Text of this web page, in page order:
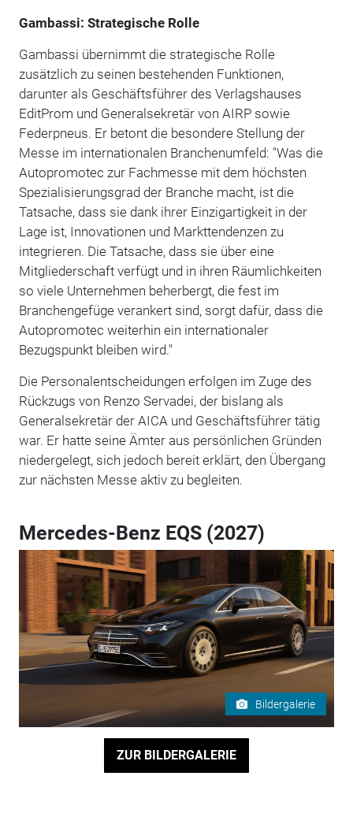
Gambassi: Strategische Rolle
Gambassi übernimmt die strategische Rolle
zusätzlich zu seinen bestehenden Funktionen,
darunter als Geschäftsführer des Verlagshauses
EditProm und Generalsekretär von AIRP sowie
Federpneus. Er betont die besondere Stellung der
Messe im internationalen Branchenumfeld: "Was die
Autopromotec zur Fachmesse mit dem höchsten
Spezialisierungsgrad der Branche macht, ist die
Tatsache, dass sie dank ihrer Einzigartigkeit in der
Lage ist, Innovationen und Markttendenzen zu
integrieren. Die Tatsache, dass sie über eine
Mitgliederschaft verfügt und in ihren Räumlichkeiten
so viele Unternehmen beherbergt, die fest im
Branchengefüge verankert sind, sorgt dafür, dass die
Autopromotec weiterhin ein internationaler
Bezugspunkt bleiben wird."
Die Personalentscheidungen erfolgen im Zuge des
Rückzugs von Renzo Servadei, der bislang als
Generalsekretär der AICA und Geschäftsführer tätig
war. Er hatte seine Ämter aus persönlichen Gründen
niedergelegt, sich jedoch bereit erklärt, den Übergang
zur nächsten Messe aktiv zu begleiten.
Mercedes-Benz EQS (2027)
Bildergalerie
ZUR BILDERGALERIE